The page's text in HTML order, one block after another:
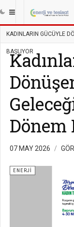
||| ANASAYFA
KADINLARIN GÜCÜYLE
BAŞLIYOR
Dönem
07 MAY 2026
ENERJI